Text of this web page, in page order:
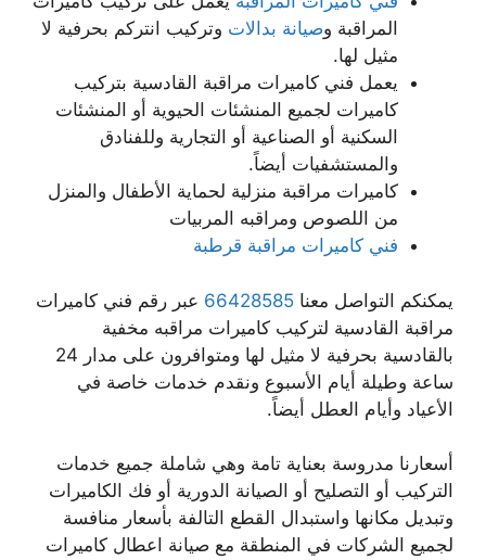
المراقبة وصيانة بدالات وتركيب انتركم بحرفية لا
مثيل لها.
يعمل فني كاميرات مراقبة القادسية بتركيب
كاميرات لجميع المنشئات الحيوية أو المنشئات
السكنية أو الصناعية أو التجارية وللفنادق
والمستشفيات أيضاً.
كاميرات مراقبة منزلية لحماية الأطفال والمنزل
من اللصوص ومراقبه المربيات
فني كاميرات مراقبة قرطبة
يمكنكم التواصل معنا 66428585 عبر رقم فني كاميرات
مراقبة القادسية لتركيب كاميرات مراقبه مخفية
بالقادسية بحرفية لا مثيل لها ومتوافرون على مدار 24
ساعة وطيلة أيام الأسبوع ونقدم خدمات خاصة في
الأعياد وأيام العطل أيضاً.
أسعارنا مدروسة بعناية تامة وهي شاملة جميع خدمات
التركيب أو التصليح أو الصيانة الدورية أو فك الكاميرات
وتبديل مكانها واستبدال القطع التالفة بأسعار منافسة
لجميع الشركات في المنطقة مع صيانة اعطال كاميرات